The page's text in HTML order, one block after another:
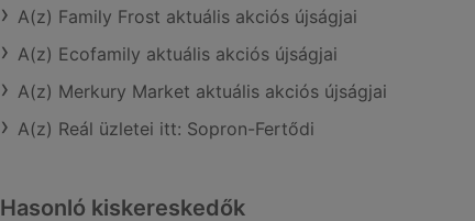
A(z) Family Frost aktuális akciós újságjai
A(z) Ecofamily aktuális akciós újságjai
A(z) Merkury Market aktuális akciós újságjai
A(z) Reál üzletei itt: Sopron-Fertődi
Hasonló kiskereskedők